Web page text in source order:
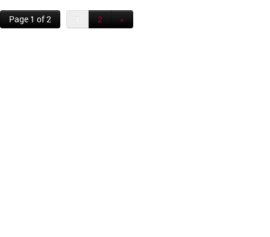
Page 1 of 2 1 2 »